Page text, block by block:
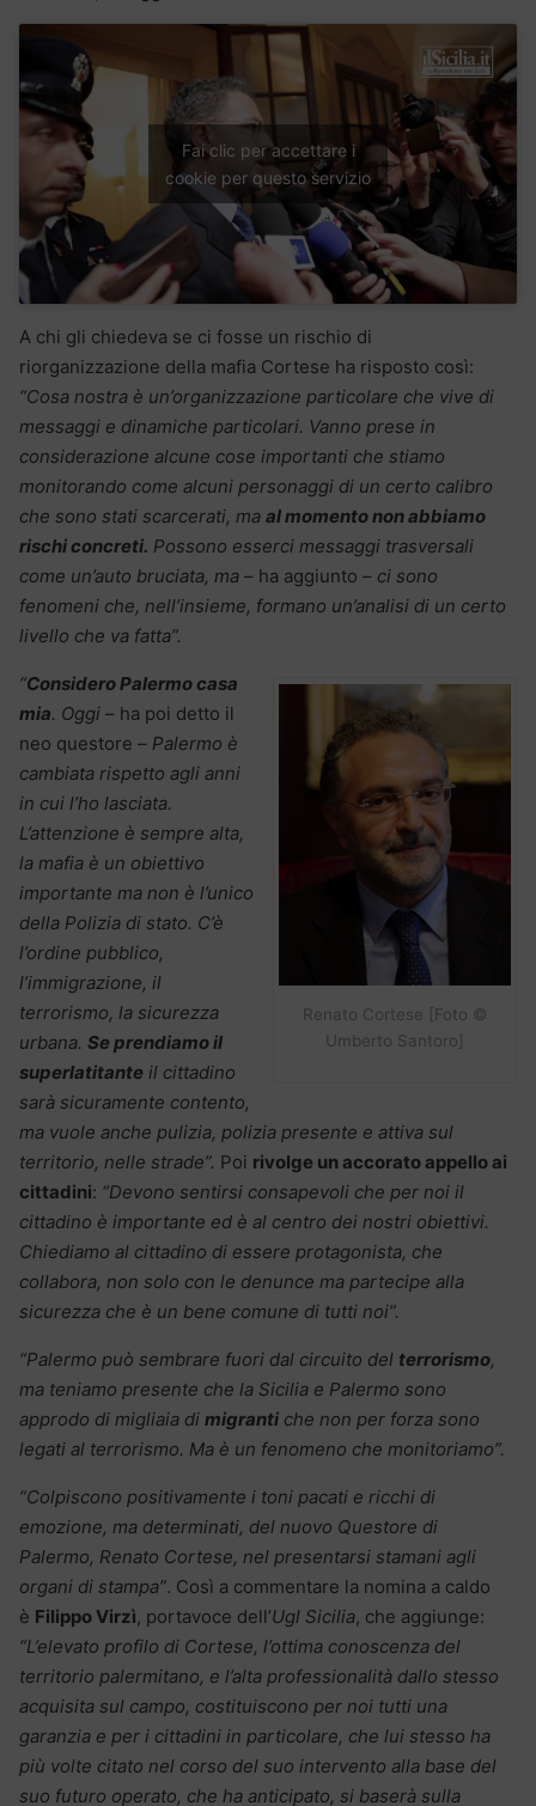
Fai clic per accettare i
cookie per questo servizio
A chi gli chiedeva se ci fosse un rischio di
riorganizzazione della mafia Cortese ha risposto così:
“Cosa nostra è un’organizzazione particolare che vive di
messaggi e dinamiche particolari. Vanno prese in
considerazione alcune cose importanti che stiamo
monitorando come alcuni personaggi di un certo calibro
che sono stati scarcerati, ma al momento non abbiamo
rischi concreti. Possono esserci messaggi trasversali
come un’auto bruciata, ma – ha aggiunto – ci sono
fenomeni che, nell’insieme, formano un’analisi di un certo
livello che va fatta”.
Renato Cortese [Foto ©
Umberto Santoro]
“Considero Palermo casa
mia. Oggi – ha poi detto il
neo questore – Palermo è
cambiata rispetto agli anni
in cui l’ho lasciata.
L’attenzione è sempre alta,
la mafia è un obiettivo
importante ma non è l’unico
della Polizia di stato. C’è
l’ordine pubblico,
l’immigrazione, il
terrorismo, la sicurezza
urbana. Se prendiamo il
superlatitante il cittadino
sarà sicuramente contento,
ma vuole anche pulizia, polizia presente e attiva sul
territorio, nelle strade”. Poi rivolge un accorato appello ai
cittadini: “Devono sentirsi consapevoli che per noi il
cittadino è importante ed è al centro dei nostri obiettivi.
Chiediamo al cittadino di essere protagonista, che
collabora, non solo con le denunce ma partecipe alla
sicurezza che è un bene comune di tutti noi”.
“Palermo può sembrare fuori dal circuito del terrorismo,
ma teniamo presente che la Sicilia e Palermo sono
approdo di migliaia di migranti che non per forza sono
legati al terrorismo. Ma è un fenomeno che monitoriamo”.
“Colpiscono positivamente i toni pacati e ricchi di
emozione, ma determinati, del nuovo Questore di
Palermo, Renato Cortese, nel presentarsi stamani agli
organi di stampa”. Così a commentare la nomina a caldo
è Filippo Virzì, portavoce dell’Ugl Sicilia, che aggiunge:
“L’elevato profilo di Cortese, l’ottima conoscenza del
territorio palermitano, e l’alta professionalità dallo stesso
acquisita sul campo, costituiscono per noi tutti una
garanzia e per i cittadini in particolare, che lui stesso ha
più volte citato nel corso del suo intervento alla base del
suo futuro operato, che ha anticipato, si baserà sulla